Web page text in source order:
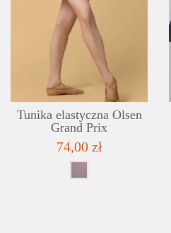
Tunika elastyczna Olsen
Grand Prix
74,00 zł